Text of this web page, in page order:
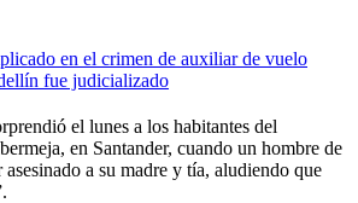
en el crimen de auxiliar de vuelo
fue judicializado
el lunes a los habitantes del
en Santander, cuando un hombre de
asesinado a su madre y tía, aludiendo que